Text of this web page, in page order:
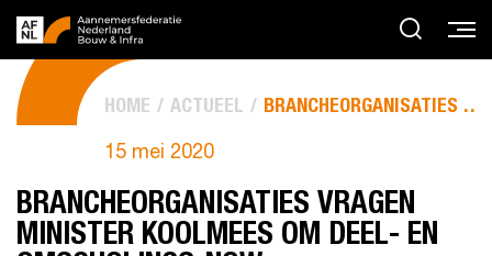
HOME ACTUEEL BRANCHEORGANISATIES VRAGEN MINISTER KOOLMEES OM DEEL- EN...
15 mei 2020
BRANCHEORGANISATIES VRAGEN
MINISTER KOOLMEES OM DEEL- EN